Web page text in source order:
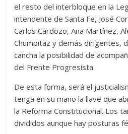
el resto del interbloque en la
intendente de Santa Fe, José
Carlos Cardozo, Ana Martínez,
Chumpitaz y demás dirigentes,
cancha la posibilidad de
del Frente Progresista.
De esta forma, será el
tenga en su mano la llave que
la Reforma Constitucional. Los
divididos aunque hay posturas